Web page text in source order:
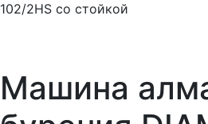
102/2HS со стойкой
Машина